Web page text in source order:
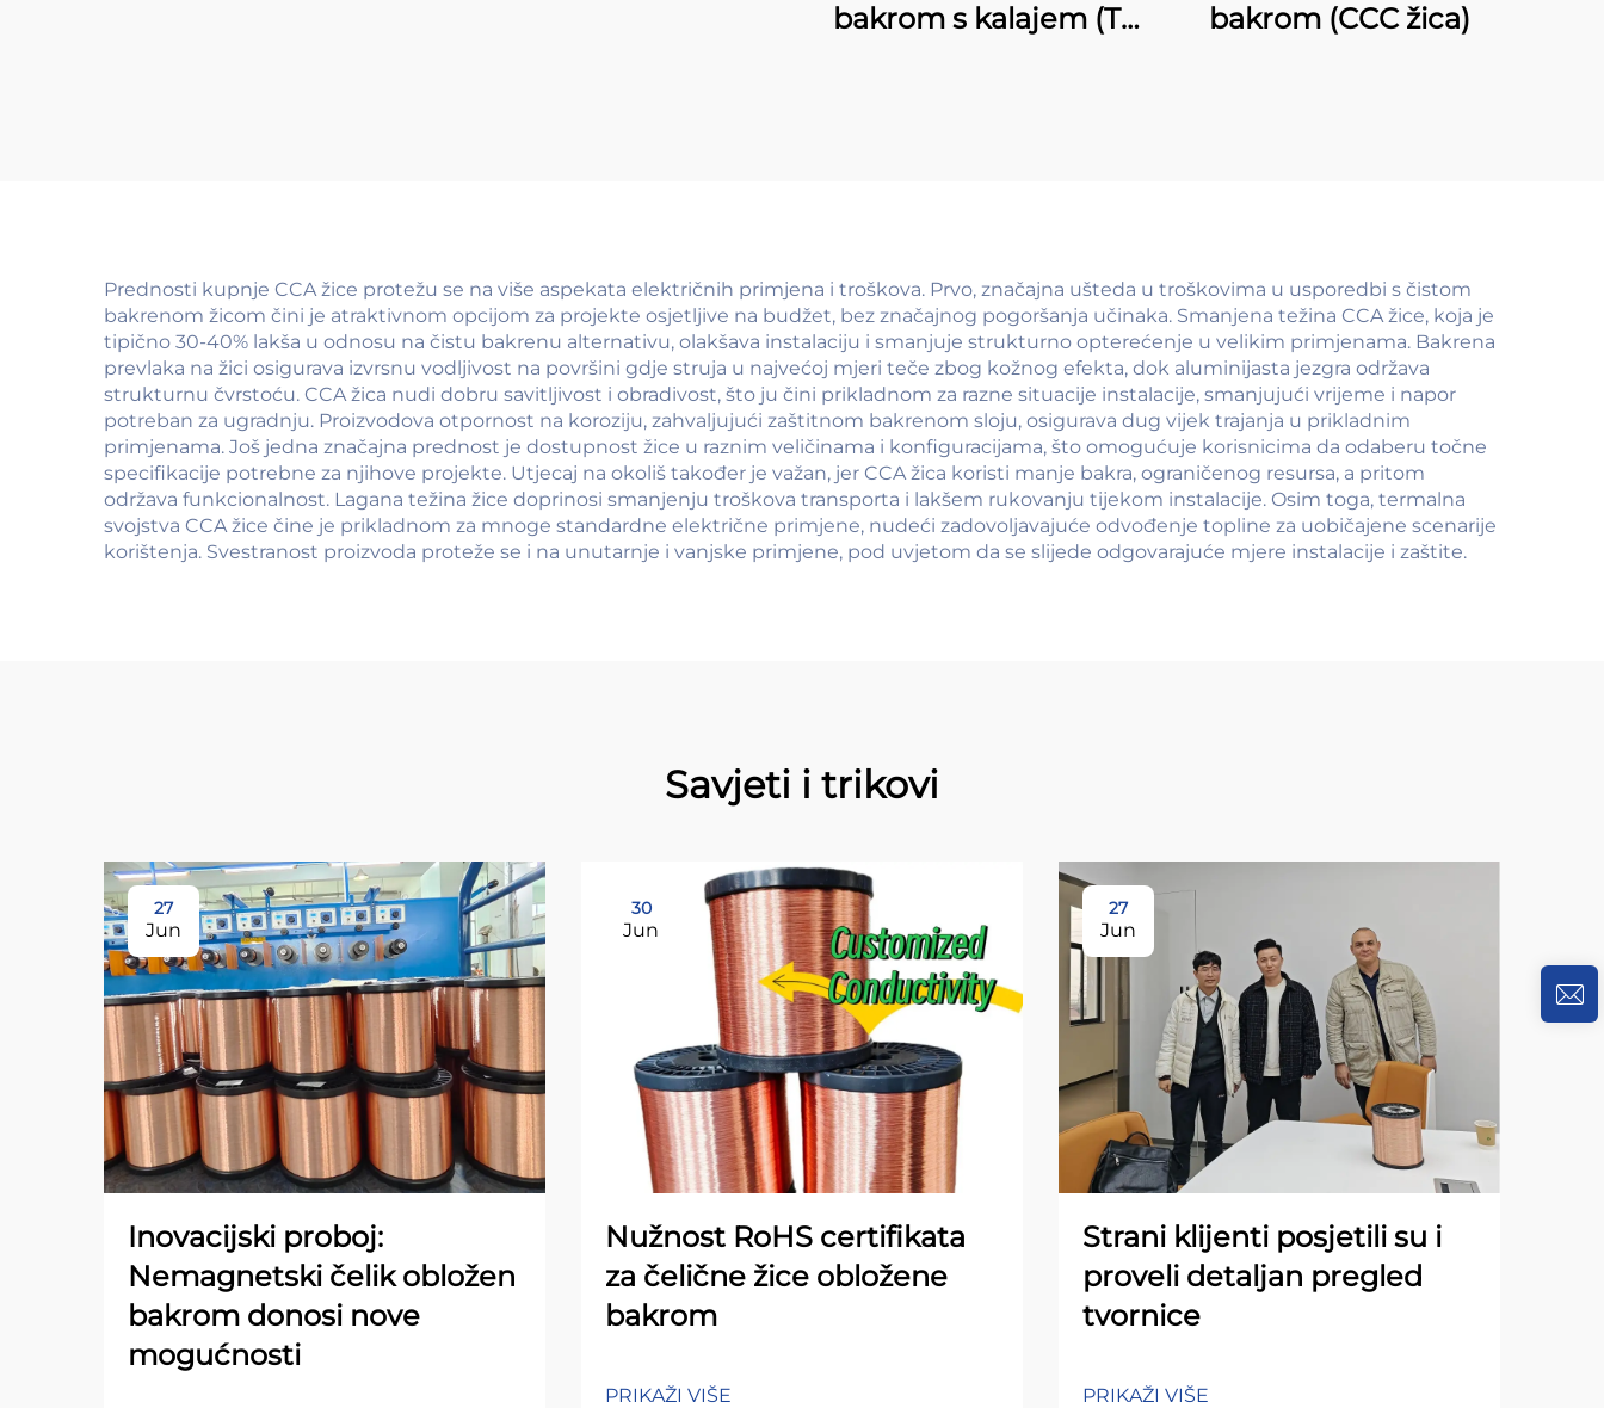
bakrom s kalajem (T-
bakrom (CCC žica)
Prednosti kupnje CCA žice protežu se na više aspekata električnih primjena i troškova. Prvo, značajna ušteda u troškovima u usporedbi s čistom
bakrenom žicom čini je atraktivnom opcijom za projekte osjetljive na budžet, bez značajnog pogoršanja učinaka. Smanjena težina CCA žice, koja je
tipično 30-40% lakša u odnosu na čistu bakrenu alternativu, olakšava instalaciju i smanjuje strukturno opterećenje u velikim primjenama. Bakrena
prevlaka na žici osigurava izvrsnu vodljivost na površini gdje struja u najvećoj mjeri teče zbog kožnog efekta, dok aluminijasta jezgra održava
strukturnu čvrstoću. CCA žica nudi dobru savitljivost i obradivost, što ju čini prikladnom za razne situacije instalacije, smanjujući vrijeme i napor
potreban za ugradnju. Proizvodova otpornost na koroziju, zahvaljujući zaštitnom bakrenom sloju, osigurava dug vijek trajanja u prikladnim
primjenama. Još jedna značajna prednost je dostupnost žice u raznim veličinama i konfiguracijama, što omogućuje korisnicima da odaberu točne
specifikacije potrebne za njihove projekte. Utjecaj na okoliš također je važan, jer CCA žica koristi manje bakra, ograničenog resursa, a pritom
održava funkcionalnost. Lagana težina žice doprinosi smanjenju troškova transporta i lakšem rukovanju tijekom instalacije. Osim toga, termalna
svojstva CCA žice čine je prikladnom za mnoge standardne električne primjene, nudeći zadovoljavajuće odvođenje topline za uobičajene scenarije
korištenja. Svestranost proizvoda proteže se i na unutarnje i vanjske primjene, pod uvjetom da se slijede odgovarajuće mjere instalacije i zaštite.
Savjeti i trikovi
27
Jun
Inovacijski proboj:
Nemagnetski čelik obložen
bakrom donosi nove
mogućnosti
30
Jun
Nužnost RoHS certifikata
za čelične žice obložene
bakrom
PRIKAŽI VIŠE
27
Jun
Strani klijenti posjetili su i
proveli detaljan pregled
tvornice
PRIKAŽI VIŠE